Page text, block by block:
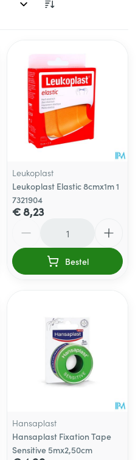
Leukoplast
Leukoplast Elastic 8cmx1m 1
7321904
€ 8,23
Bestel
Hansaplast
Hansaplast Fixation Tape
Sensitive 5mx2,50cm